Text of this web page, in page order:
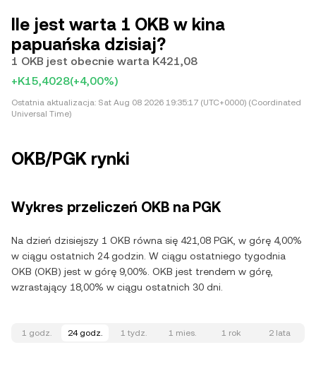
Ile jest warta 1 OKB w kina
papuańska dzisiaj?
1 OKB jest obecnie warta K421,08
+K15,4028(+4,00%)
Ostatnia aktualizacja: Sat Aug 08 2026 19:35:17 (UTC+0000) (Coordinated
Universal Time)
OKB/PGK rynki
Wykres przeliczeń OKB na PGK
Na dzień dzisiejszy 1 OKB równa się 421,08 PGK, w górę 4,00%
w ciągu ostatnich 24 godzin. W ciągu ostatniego tygodnia
OKB (OKB) jest w górę 9,00%. OKB jest trendem w górę,
wzrastający 18,00% w ciągu ostatnich 30 dni.
1 godz. 24 godz. 1 tydz. 1 mies. 1 rok 2 lata